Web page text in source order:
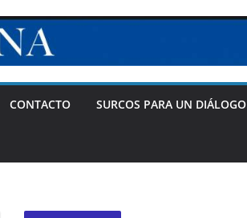
CONTACTO SURCOS PARA UN DIÁLOGO